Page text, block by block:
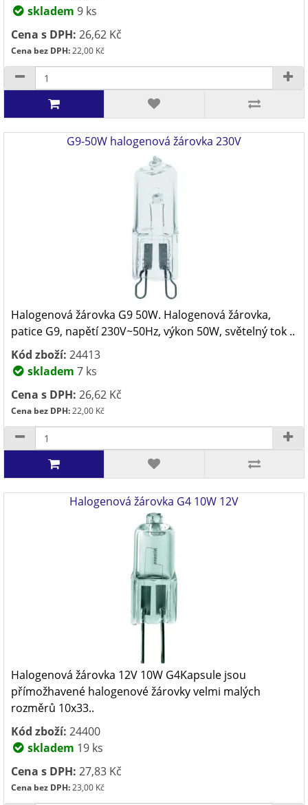
skladem 9 ks
Cena s DPH: 26,62 Kč
Cena bez DPH:22,00 Kč
G9-50W halogenová žárovka 230V
Halogenová žárovka G9 50W. Halogenová žárovka,
patice G9, napětí 230V~50Hz, výkon 50W, světelný tok ..
Kód zboží: 24413
skladem 7 ks
Cena s DPH: 26,62 Kč
Cena bez DPH:22,00 Kč
Halogenová žárovka G4 10W 12V
Halogenová žárovka 12V 10W G4Kapsule jsou
přímožhavené halogenové žárovky velmi malých
rozměrů 10x33..
Kód zboží: 24400
skladem 19 ks
Cena s DPH: 27,83 Kč
Cena bez DPH:23,00 Kč